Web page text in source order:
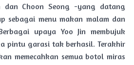
dan Choon Seong -yang datang
sebagai menu makan malam dan
upaya Yoo Jin membujuk
pintu garasi tak berhasil. Terakhir
memecahkan semua botol miras